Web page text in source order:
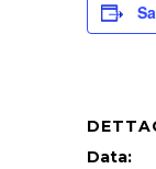
Data: